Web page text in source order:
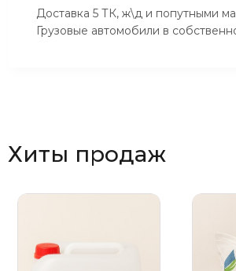
Доставка 5 ТК, ж\д и попутными
Грузовые автомобили в
Хиты продаж